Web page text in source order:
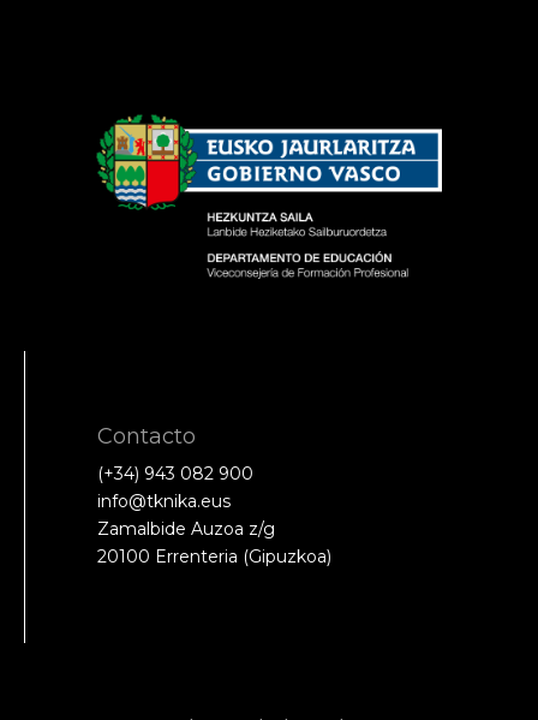
Contacto
(+34) 943 082 900
info@tknika.eus
Zamalbide Auzoa z/g
20100 Errenteria (Gipuzkoa)